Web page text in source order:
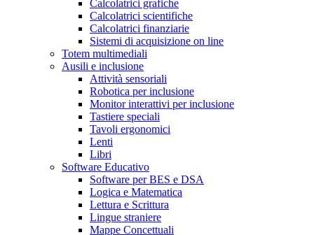
Calcolatrici grafiche
Calcolatrici scientifiche
Calcolatrici finanziarie
Sistemi di acquisizione on line
Totem multimediali
Ausili e inclusione
Attività sensoriali
Robotica per inclusione
Monitor interattivi per inclusione
Tastiere speciali
Tavoli ergonomici
Lenti
Libri
Software Educativo
Software per BES e DSA
Logica e Matematica
Lettura e Scrittura
Lingue straniere
Mappe Concettuali